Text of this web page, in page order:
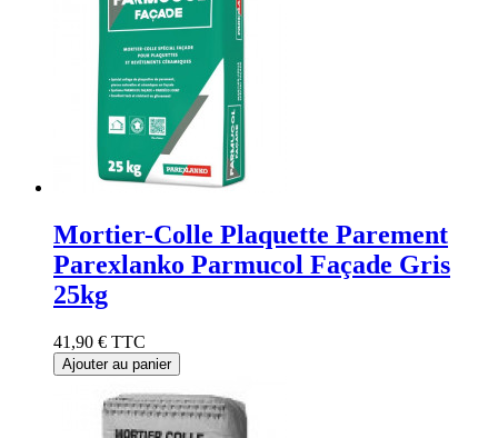
Mortier-Colle Plaquette Parement
Parexlanko Parmucol Façade Gris
25kg
41,90 € TTC
Ajouter au panier